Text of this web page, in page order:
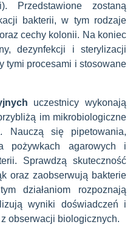
Przedstawione zostaną
bakterii, w tym rodzaje
cechy kolonii. Na koniec
dezynfekcji i sterylizacji
tymi procesami i stosowane
uczestnicy wykonają
im mikrobiologiczne
Nauczą się pipetowania,
pożywkach agarowych i
Sprawdzą skuteczność
oraz zaobserwują bakterie
działaniom rozpoznają
wyniki doświadczeń i
obserwacji biologicznych.